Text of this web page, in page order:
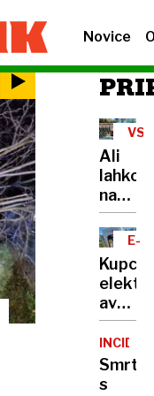
Novice
Ali
lahko
na
bloka
na
žaru?
zna
E-
Kupci
avtov
v
na
trnih,
Smrt
s